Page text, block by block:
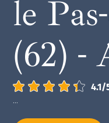
le
(62) -
Note moyenne : 4.1/
...